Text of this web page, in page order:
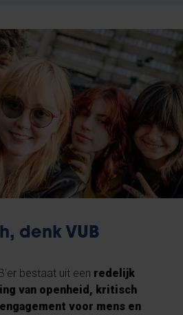
denk VUB
bestaat uit een redelijk
van openheid, kritisch
voor mens en